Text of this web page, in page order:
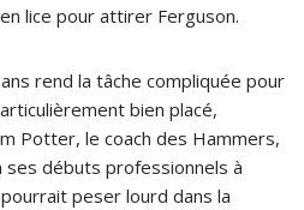
lice pour attirer Ferguson.
rend la tâche compliquée pour
bien placé,
Potter, le coach des Hammers,
débuts professionnels à
peser lourd dans la